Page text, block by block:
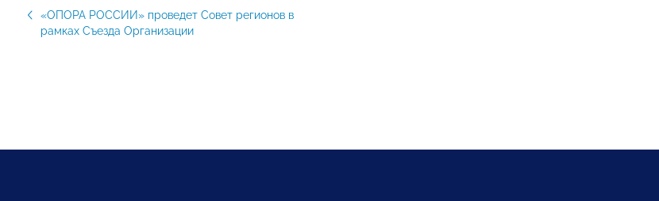
«ОПОРА РОССИИ» проведет Совет регионов в
рамках Съезда Организации